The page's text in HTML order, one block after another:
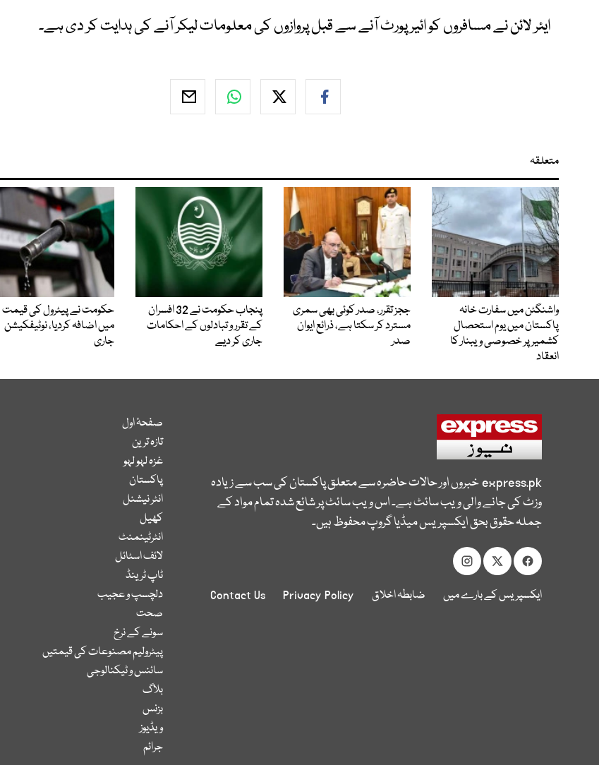
ایئر لائن نے مسافروں کو ائیرپورٹ آنے سے قبل پروازوں کی معلومات لیکر آنے کی ہدایت کر دی ہے۔
متعلقہ
واشنگٹن میں سفارت خانہ
پاکستان میں یوم استحصال
کشمیر پر خصوصی ویبنار کا
انعقاد
ججز تقرر، صدر کوئی بھی سمری
مسترد کر سکتا ہے، ذرائع ایوان
صدر
پنجاب حکومت نے 32 افسران
کے تقرر و تبادلوں کے احکامات
جاری کر دیے
حکومت نے پیٹرول کی قیمت
میں اضافہ کردیا، نوٹیفکیشن
جاری
express.pkخبروں اور حالات حاضرہ سے متعلق پاکستان کی سب سے زیادہ
وزٹ کی جانے والی ویب سائٹ ہے۔ اس ویب سائٹ پر شائع شدہ تمام مواد کے
جملہ حقوق بحق ایکسپریس میڈیا گروپ محفوظ ہیں۔
ایکسپریس کے بارے میں ضابطہ اخلاق Privacy Policy
Contact Us
صفحۂ اول
تازہ ترین
غزہ لہو لہو
پاکستان
انٹر نیشنل
کھیل
انٹرٹینمنٹ
لائف اسٹائل
ٹاپ ٹرینڈ
دلچسپ و عجیب
صحت
سونے کے نرخ
پیٹرولیم مصنوعات کی قیمتیں
سائنس و ٹیکنالوجی
بلاگ
بزنس
ویڈیوز
جرائم